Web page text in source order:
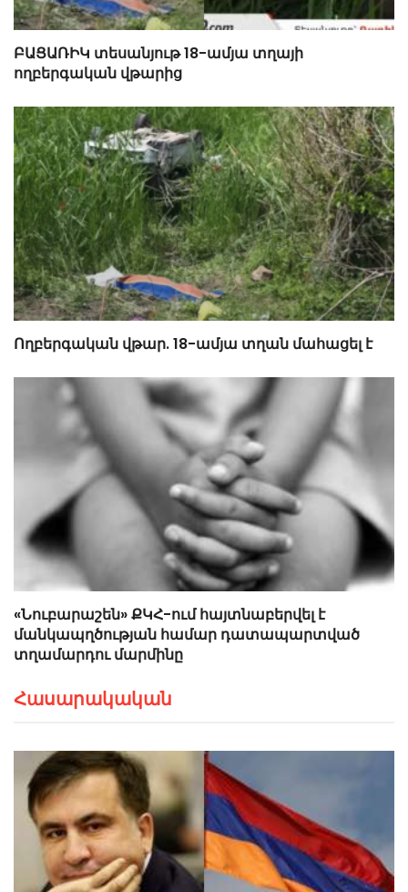
ԲԱՑԱՌԻԿ տեսանյութ 18-ամյա տղայի
ողբերգական վթարից
Ողբերգական վթար. 18-ամյա տղան մահացել է
«Նուբարաշեն» ՔԿՀ-ում հայտնաբերվել է
մանկապղծության համար դատապարտված
տղամարդու մարմինը
Հասարակական